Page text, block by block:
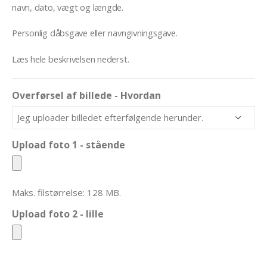
navn, dato, vægt og længde.
Personlig dåbsgave eller navngivningsgave.
Læs hele beskrivelsen nederst.
Overførsel af billede - Hvordan
Upload foto 1 - stående
Maks. filstørrelse: 128 MB.
Upload foto 2 - lille